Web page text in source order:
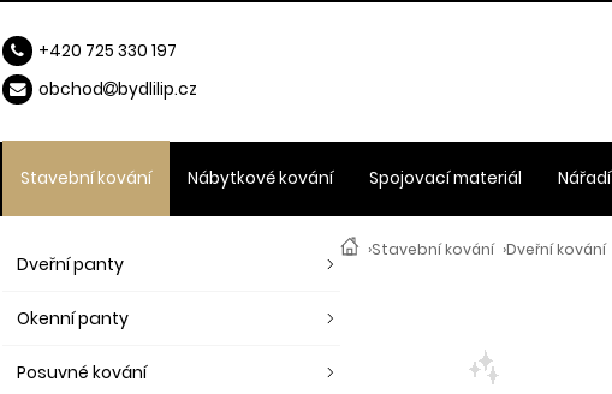
›Stavební kování ›Dveřní kování
Dveřní panty
Okenní panty
Posuvné kování
Stavební kování Nábytkové kování Spojovací materiál Nářadí
+420 725 330 197
obchod
bydlilip.cz